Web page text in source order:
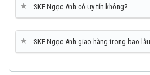
★ SKF Ngọc Anh có uy tín không?
★ SKF Ngọc Anh giao hàng trong bao